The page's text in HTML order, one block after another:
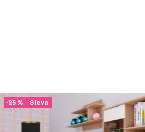
materiálů v nábytkářském
pod vysokým tlakem s přidáním
Sleva
-25 %